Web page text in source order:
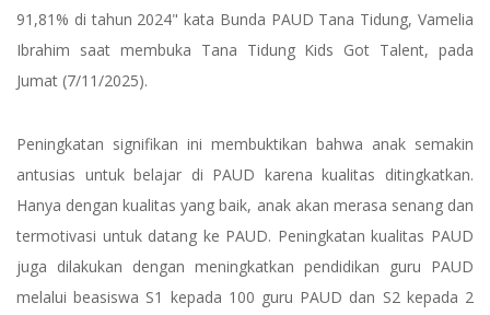
91,81% di tahun 2024" kata Bunda PAUD Tana Tidung, Vamelia
Ibrahim saat membuka Tana Tidung Kids Got Talent, pada
Jumat (7/11/2025).
Peningkatan signifikan ini membuktikan bahwa anak semakin
antusias untuk belajar di PAUD karena kualitas ditingkatkan.
Hanya dengan kualitas yang baik, anak akan merasa senang dan
termotivasi untuk datang ke PAUD. Peningkatan kualitas PAUD
juga dilakukan dengan meningkatkan pendidikan guru PAUD
melalui beasiswa S1 kepada 100 guru PAUD dan S2 kepada 2